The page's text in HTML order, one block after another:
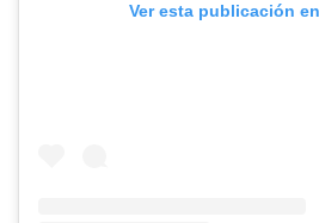
Ver esta publicación